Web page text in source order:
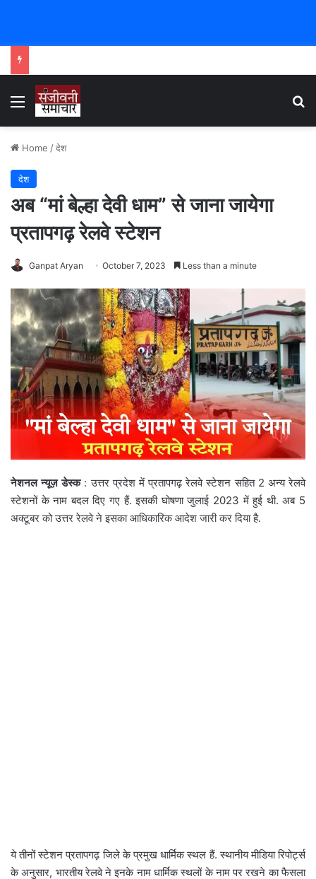
Menu
Home /देश
देश
अब “मां बेल्हा देवी धाम” से जाना जायेगा
प्रतापगढ़ रेलवे स्टेशन
Ganpat Aryan October 7, 2023 Less than a minute
नेशनल न्यूज़ डेस्क: उत्तर प्रदेश में प्रतापगढ़ रेलवे स्टेशन सहित 2 अन्य रेलवे
स्टेशनों के नाम बदल दिए गए हैं. इसकी घोषणा जुलाई 2023 में हुई थी. अब 5
अक्टूबर को उत्तर रेलवे ने इसका आधिकारिक आदेश जारी कर दिया है.
ये तीनों स्टेशन प्रतापगढ़ जिले के प्रमुख धार्मिक स्थल हैं. स्थानीय मीडिया रिपोर्ट्स
के अनुसार, भारतीय रेलवे ने इनके नाम धार्मिक स्थलों के नाम पर रखने का फैसला